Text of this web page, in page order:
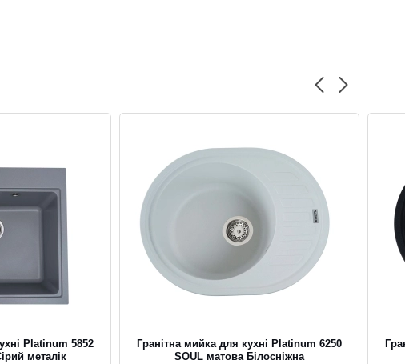
Platinum 5852
металік
Гранітна мийка для кухні Platinum 6250
SOUL матова Білосніжна